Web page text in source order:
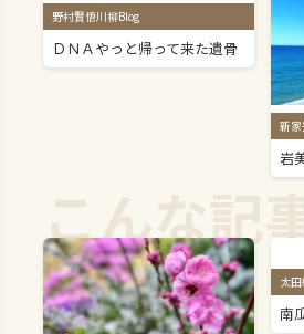
野村賢悟川柳Blog
ＤＮＡやっと帰って来た遺骨
新
岩
こんな記
太
南